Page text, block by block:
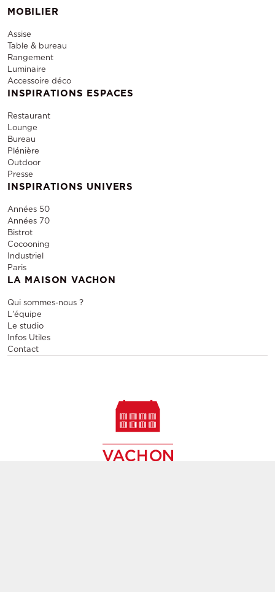
MOBILIER
Assise
Table & bureau
Rangement
Luminaire
Accessoire déco
INSPIRATIONS ESPACES
Restaurant
Lounge
Bureau
Plénière
Outdoor
Presse
INSPIRATIONS UNIVERS
Années 50
Années 70
Bistrot
Cocooning
Industriel
Paris
LA MAISON VACHON
Qui sommes-nous ?
L'équipe
Le studio
Infos Utiles
Contact